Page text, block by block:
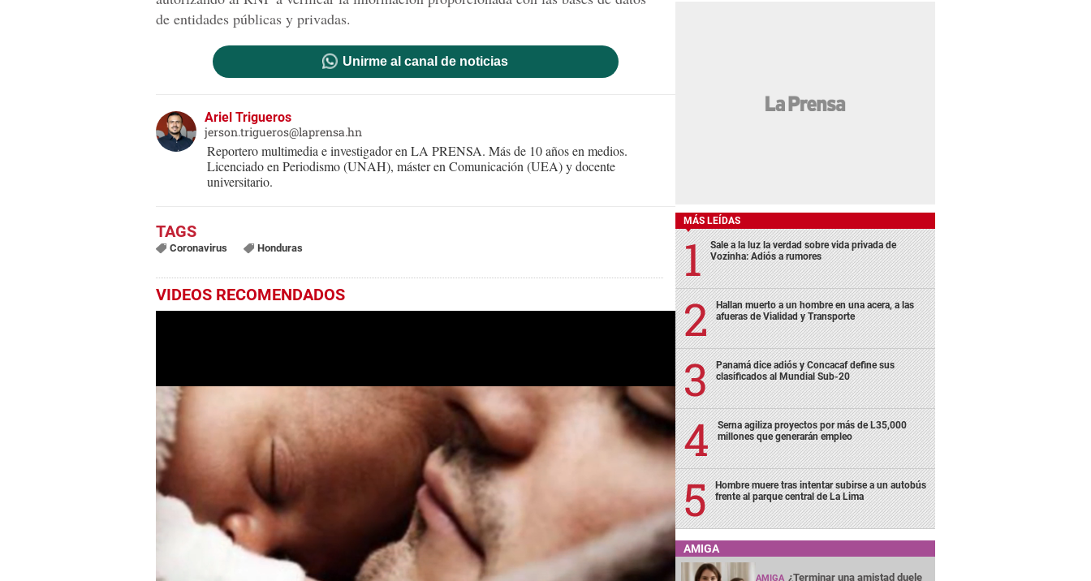
de entidades públicas y privadas.
Unirme al canal de noticias
Ariel Trigueros
jerson.trigueros@laprensa.hn
Reportero multimedia e investigador en LA PRENSA. Más de 10 años en medios.
Licenciado en Periodismo (UNAH), máster en Comunicación (UEA) y docente
universitario.
Coronavirus Honduras
VIDEOS RECOMENDADOS
MÁS LEÍDAS
Sale a la luz la verdad sobre vida privada de
Vozinha: Adiós a rumores
Hallan muerto a un hombre en una acera, a las
afueras de Vialidad y Transporte
Panamá dice adiós y Concacaf define sus
clasificados al Mundial Sub-20
Serna agiliza proyectos por más de L35,000
millones que generarán empleo
Hombre muere tras intentar subirse a un autobús
frente al parque central de La Lima
AMIGA
AMIGA ¿Terminar una amistad duele